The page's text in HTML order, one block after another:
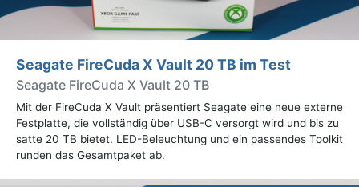
Seagate FireCuda X Vault 20 TB im Test
Seagate FireCuda X Vault 20 TB
Mit der FireCuda X Vault präsentiert Seagate eine neue externe
Festplatte, die vollständig über USB-C versorgt wird und bis zu
satte 20 TB bietet. LED-Beleuchtung und ein passendes Toolkit
runden das Gesamtpaket ab.